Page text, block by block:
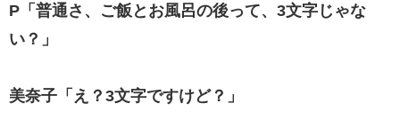
P「普通さ、ご飯とお風呂の後って、3文字じゃな
い？」
美奈子「え？3文字ですけど？」